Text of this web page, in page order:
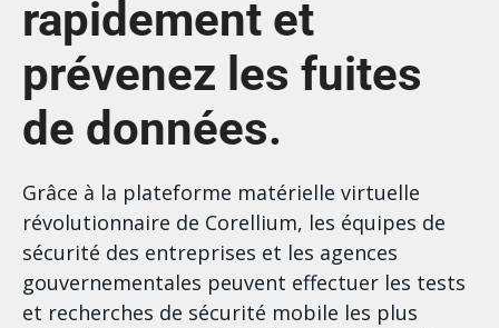
rapidement et
prévenez les fuites
de données.
Grâce à la plateforme matérielle virtuelle
révolutionnaire de Corellium, les équipes de
sécurité des entreprises et les agences
gouvernementales peuvent effectuer les tests
et recherches de sécurité mobile les plus